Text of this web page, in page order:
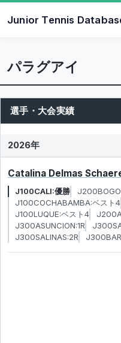
Junior Tennis
パラグアイ
選手・大会実績
2026年
Catalina Delmas
J100CALI:優勝
J100COCHABAMBA:ベスト4
J100LUQUE:ベスト4
J300ASUNCION:1R
J300SALINAS:2R